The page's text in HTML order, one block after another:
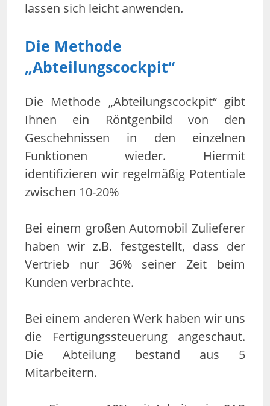
lassen sich leicht anwenden.
Die Methode
„Abteilungscockpit“
Die Methode „Abteilungscockpit“ gibt
Ihnen ein Röntgenbild von den
Geschehnissen in den einzelnen
Funktionen wieder. Hiermit
identifizieren wir regelmäßig Potentiale
zwischen 10-20%
Bei einem großen Automobil Zulieferer
haben wir z.B. festgestellt, dass der
Vertrieb nur 36% seiner Zeit beim
Kunden verbrachte.
Bei einem anderen Werk haben wir uns
die Fertigungssteuerung angeschaut.
Die Abteilung bestand aus 5
Mitarbeitern.